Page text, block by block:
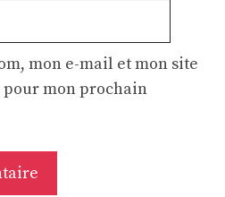
mon e-mail et mon site
mon prochain